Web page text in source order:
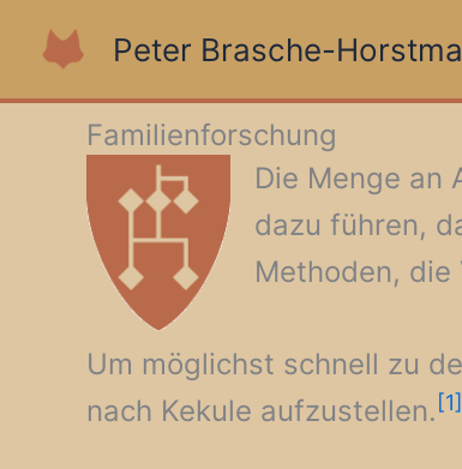
Zum
Inhalt
springen
Peter Brasche-
Familienforschung
Die Menge an
dazu führen,
Methoden,
Um möglichst schnell zu
nach Kekule aufzustellen. [1]